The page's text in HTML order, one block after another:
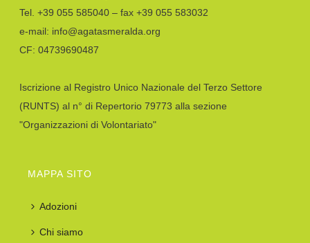
Tel. +39 055 585040 – fax +39 055 583032
e-mail: info@agatasmeralda.org
CF: 04739690487
Iscrizione al Registro Unico Nazionale del Terzo Settore
(RUNTS) al n° di Repertorio 79773 alla sezione
"Organizzazioni di Volontariato"
MAPPA SITO
Adozioni
Chi siamo